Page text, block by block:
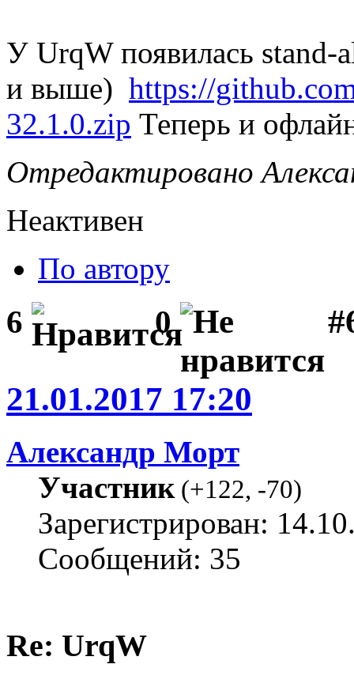
У UrqW появилась stand-
и выше) https://
32.1.0.zip Теперь и
Отредактировано
Неактивен
По автору
6 0
21.01.2017 17:20
Александр Морт
Участник(+122, -70)
Зарегистрирован:
Сообщений: 35
Re: UrqW